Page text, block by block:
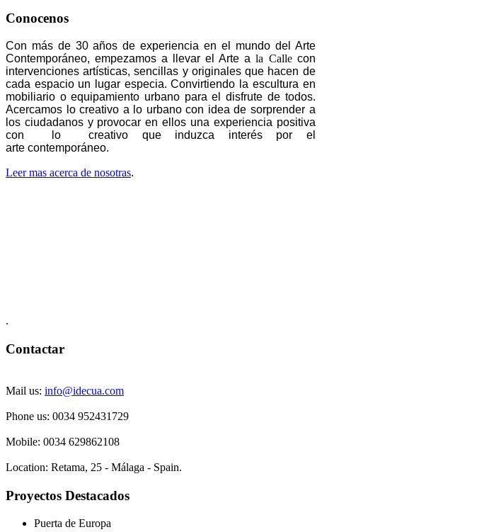
Conocenos
Con más de 30 años de experiencia en el mundo del Arte
Contemporáneo, empezamos a llevar el Arte ala Callecon
intervenciones artísticas, sencillas y originales que hacen de
cada espacio un lugar especia. Convirtiendo la escultura en
mobiliario o equipamiento urbano para el disfrute de todos.
Acercamos lo creativo a lo urbano con idea de sorprender a
los ciudadanos y provocar en ellos una experiencia positiva
con lo creativo que induzca interés por el
arte contemporáneo.
Leer mas acerca de nosotras.
.
Contactar
Mail us: info@idecua.com
Phone us: 0034 952431729
Mobile: 0034 629862108
Location: Retama, 25 - Málaga - Spain.
Proyectos Destacados
Puerta de Europa